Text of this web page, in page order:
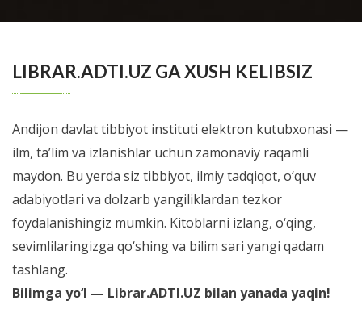
LIBRAR.ADTI.UZ GA XUSH KELIBSIZ
Andijon davlat tibbiyot instituti elektron kutubxonasi —
ilm, ta’lim va izlanishlar uchun zamonaviy raqamli
maydon. Bu yerda siz tibbiyot, ilmiy tadqiqot, o‘quv
adabiyotlari va dolzarb yangiliklardan tezkor
foydalanishingiz mumkin. Kitoblarni izlang, o‘qing,
sevimlilaringizga qo‘shing va bilim sari yangi qadam
tashlang.
Bilimga yo‘l — Librar.ADTI.UZ bilan yanada yaqin!